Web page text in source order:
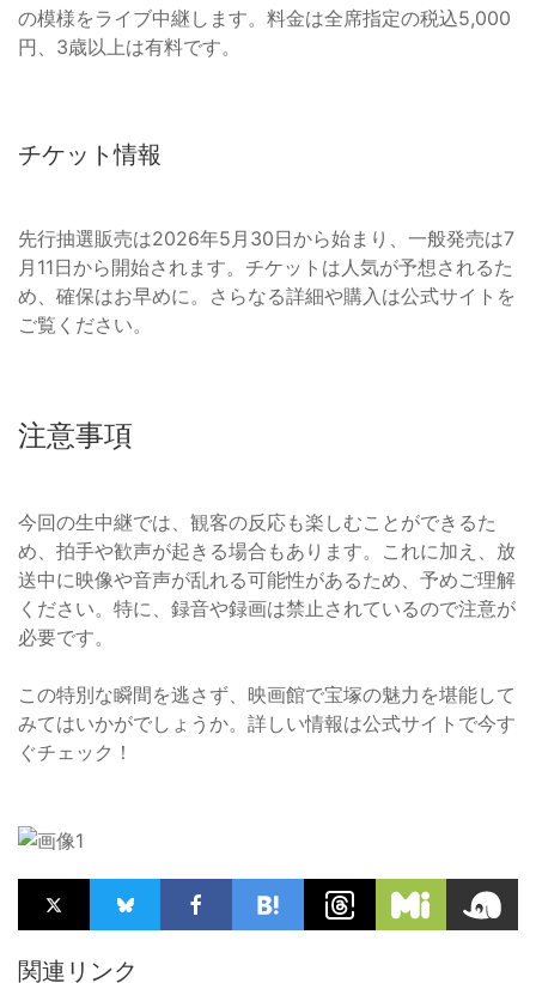
の模様をライブ中継します。料金は全席指定の税込5,000
円、3歳以上は有料です。
チケット情報
先行抽選販売は2026年5月30日から始まり、一般発売は7
月11日から開始されます。チケットは人気が予想されるた
め、確保はお早めに。さらなる詳細や購入は公式サイトを
ご覧ください。
注意事項
今回の生中継では、観客の反応も楽しむことができるた
め、拍手や歓声が起きる場合もあります。これに加え、放
送中に映像や音声が乱れる可能性があるため、予めご理解
ください。特に、録音や録画は禁止されているので注意が
必要です。
この特別な瞬間を逃さず、映画館で宝塚の魅力を堪能して
みてはいかがでしょうか。詳しい情報は公式サイトで今す
ぐチェック！
関連リンク